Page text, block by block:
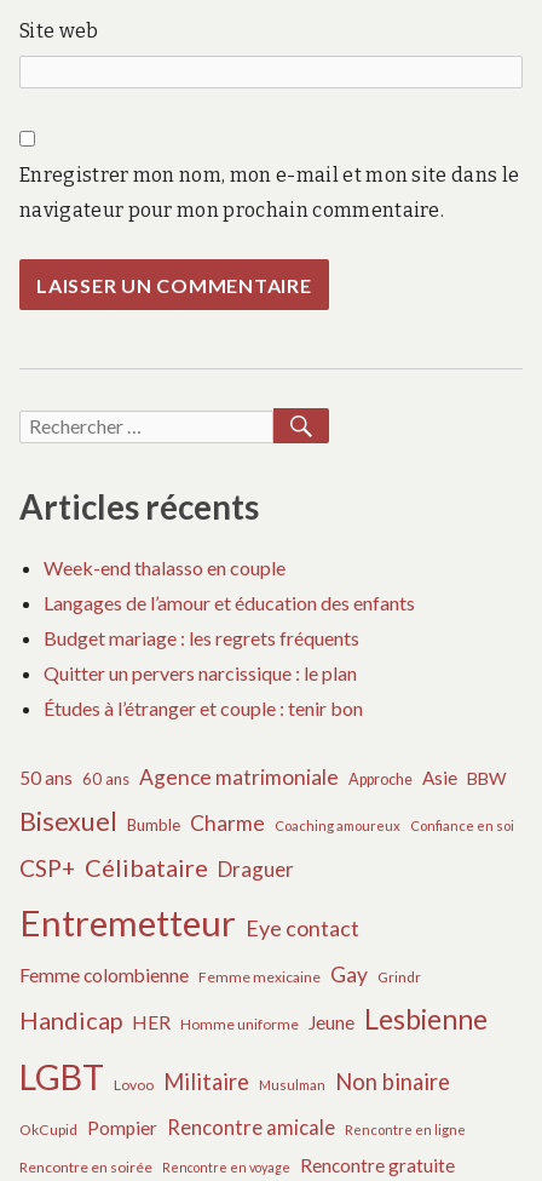
Site web
Enregistrer mon nom, mon e-mail et mon site dans le
navigateur pour mon prochain commentaire.
Recherche
Articles récents
Week-end thalasso en couple
Langages de l’amour et éducation des enfants
Budget mariage : les regrets fréquents
Quitter un pervers narcissique : le plan
Études à l’étranger et couple : tenir bon
50 ans 60 ans Agence matrimoniale Approche Asie BBW
Bisexuel Bumble Charme Coaching amoureux Confiance en soi
CSP+ Célibataire Draguer
Entremetteur Eye contact
Femme colombienne Femme mexicaine Gay Grindr
Handicap HER Homme uniforme Jeune Lesbienne
LGBT Lovoo Militaire Musulman Non binaire
OkCupid Pompier Rencontre amicale Rencontre en ligne
Rencontre en soirée Rencontre en voyage Rencontre gratuite